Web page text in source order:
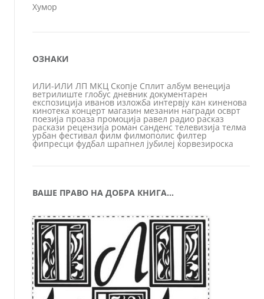
Хумор
ОЗНАКИ
ИЛИ-ИЛИ ЛП МКЦ Скопје Сплит албум венеција
ветрилиште глобус дневник документарен
експозиција иванов изложба интервју кан киненова
кинотека концерт магазин мезанин награди осврт
поезија проаза промоција равел радио расказ
раскази рецензија роман санденс телевизија телма
урбан фестивал филм филмополис филтер
фипресци фудбал шрапнел јубилеј ќорвезироска
ВАШЕ ПРАВО НА ДОБРА КНИГА…